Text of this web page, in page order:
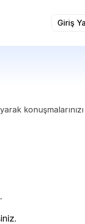
Giriş
konuşmalarınızı